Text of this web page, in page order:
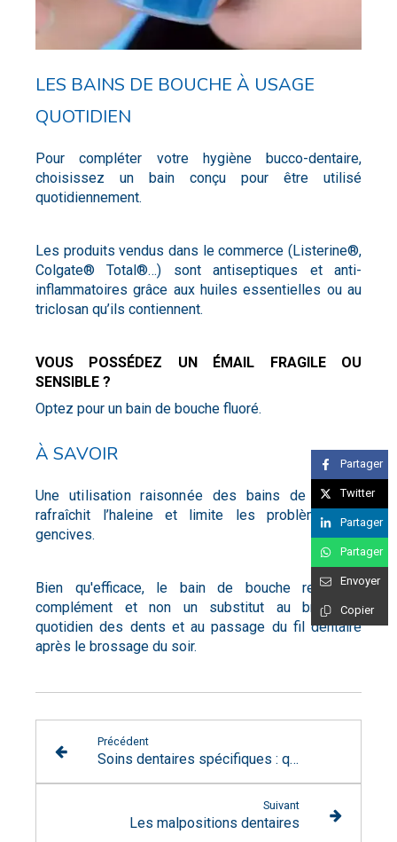
LES BAINS DE BOUCHE À USAGE
QUOTIDIEN
Pour compléter votre hygiène bucco-dentaire,
choisissez un bain conçu pour être utilisé
quotidiennement.
Les produits vendus dans le commerce (Listerine®,
Colgate® Total®…) sont antiseptiques et anti-
inflammatoires grâce aux huiles essentielles ou au
triclosan qu’ils contiennent.
VOUS POSSÉDEZ UN ÉMAIL FRAGILE OU
SENSIBLE ?
Optez pour un bain de bouche fluoré.
À SAVOIR
Une utilisation raisonnée des bains de bouche
rafraîchit l’haleine et limite les problèmes de
gencives.
Bien qu'efficace, le bain de bouche reste un
complément et non un substitut au brossage
quotidien des dents et au passage du fil dentaire
après le brossage du soir.
Précédent
Soins dentaires spécifiques : qui consulter
Suivant
Les malpositions dentaires
Partager
Twitter
Partager
Partager
Envoyer
Copier